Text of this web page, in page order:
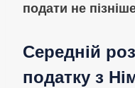
подати не
Середній
податку з